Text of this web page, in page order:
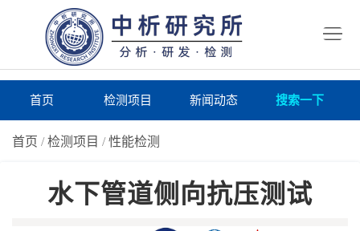
首页 检测项目 新闻动态 搜索一下
首页 /检测项目 /性能检测
水下管道侧向抗压测试